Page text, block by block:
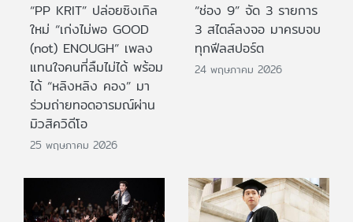
“PP KRIT” ปล่อยซิงเกิล
ใหม่ “เก่งไม่พอ GOOD
(not) ENOUGH” เพลง
แทนใจคนที่ลืมไม่ได้ พร้อม
ได้ “หลิงหลิง คอง” มา
ร่วมถ่ายทอดอารมณ์ผ่าน
มิวสิควิดีโอ
25 พฤษภาคม 2026
“ช่อง 9” จัด 3 รายการ
3 สไตล์ลงจอ มาครบจบ
ทุกฟีลสปอร์ต
24 พฤษภาคม 2026